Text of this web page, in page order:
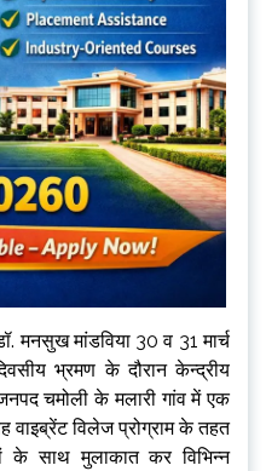
मनसुख मांडविया 30 व 31 मार्च
भ्रमण के दौरान केन्द्रीय
चमोली के मलारी गांव में एक
वाइब्रेंट विलेज प्रोग्राम के तहत
के साथ मुलाकात कर विभिन्न